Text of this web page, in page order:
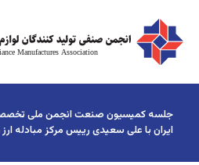
جلسه کمیسیون صنعت انجمن ملی تخصصی
ایران با علی سعیدی رییس مرکز مبادله ارز